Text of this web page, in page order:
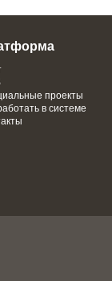
проекты
в системе